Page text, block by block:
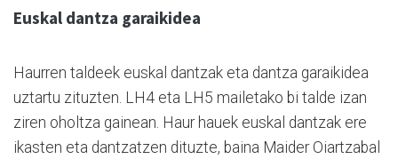
Euskal dantza garaikidea
Haurren taldeek euskal dantzak eta dantza garaikidea
uztartu zituzten. LH4 eta LH5 mailetako bi talde izan
ziren oholtza gainean. Haur hauek euskal dantzak ere
ikasten eta dantzatzen dituzte, baina Maider Oiartzabal